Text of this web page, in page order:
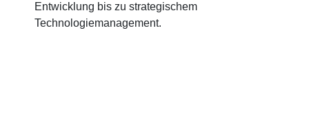
Entwicklung bis zu strategischem
Technologiemanagement.